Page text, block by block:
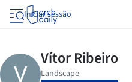
Iniciar sessão